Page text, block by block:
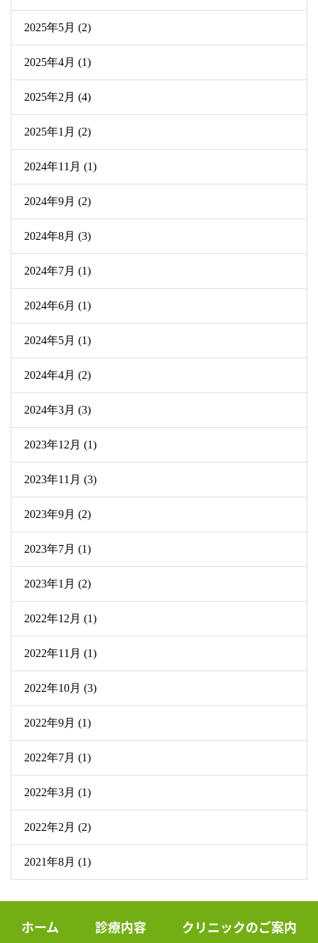
2025年5月 (2)
2025年4月 (1)
2025年2月 (4)
2025年1月 (2)
2024年11月 (1)
2024年9月 (2)
2024年8月 (3)
2024年7月 (1)
2024年6月 (1)
2024年5月 (1)
2024年4月 (2)
2024年3月 (3)
2023年12月 (1)
2023年11月 (3)
2023年9月 (2)
2023年7月 (1)
2023年1月 (2)
2022年12月 (1)
2022年11月 (1)
2022年10月 (3)
2022年9月 (1)
2022年7月 (1)
2022年3月 (1)
2022年2月 (2)
2021年8月 (1)
ホーム 診療内容 クリニックのご案内